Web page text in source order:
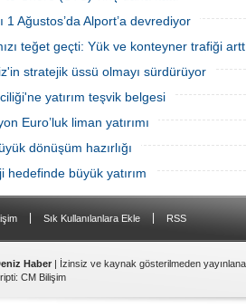
1 Ağustos’da Alport’a devrediyor
teğet geçti: Yük ve konteyner trafiği
stratejik üssü olmayı sürdürüyor
yatırım teşvik belgesi
Euro’luk liman yatırımı
dönüşüm hazırlığı
hedefinde büyük yatırım
Sık Kullanılanlara Ekle RSS
Haber | İzinsiz ve kaynak gösterilmeden
: CM Bilişim